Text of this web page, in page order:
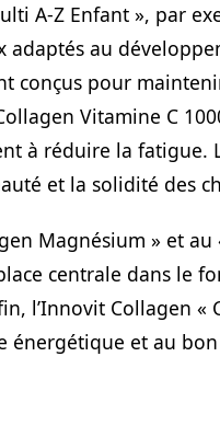
A-Z Enfant », par
au
conçus pour
Vitamine C
à réduire la fatigue.
et la solidité des
Magnésium » et
centrale dans le
l’Innovit Collagen «
énergétique et au